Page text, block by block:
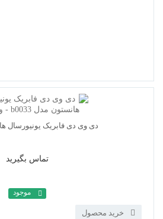
تماس بگیرید
موجود
خرید محصول